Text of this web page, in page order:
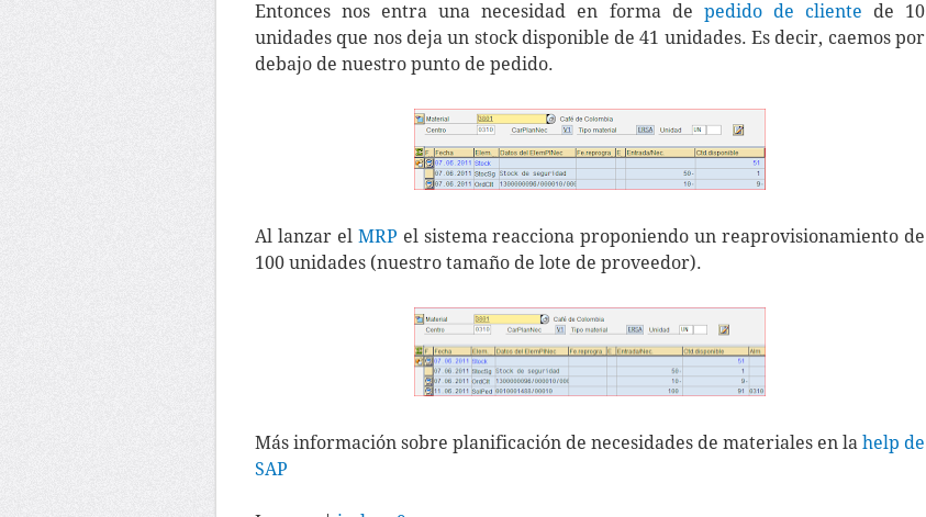
Entonces nos entra una necesidad en forma de pedido de cliente de 10
unidades que nos deja un stock disponible de 41 unidades. Es decir, caemos por
debajo de nuestro punto de pedido.
Al lanzar el MRP el sistema reacciona proponiendo un reaprovisionamiento de
100 unidades (nuestro tamaño de lote de proveedor).
Más información sobre planificación de necesidades de materiales en la help de
SAP